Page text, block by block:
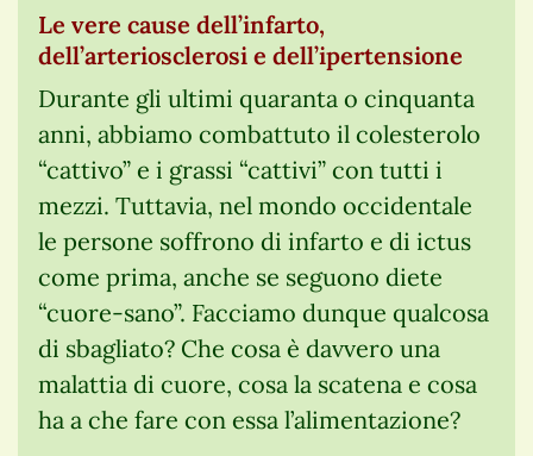
Le vere cause dell’infarto,
dell’arteriosclerosi e dell’ipertensione
Durante gli ultimi quaranta o cinquanta
anni, abbiamo combattuto il colesterolo
“cattivo” e i grassi “cattivi” con tutti i
mezzi. Tuttavia, nel mondo occidentale
le persone soffrono di infarto e di ictus
come prima, anche se seguono diete
“cuore-sano”. Facciamo dunque qualcosa
di sbagliato? Che cosa è davvero una
malattia di cuore, cosa la scatena e cosa
ha a che fare con essa l’alimentazione?